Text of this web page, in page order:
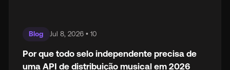
Blog Jul 8, 2026 • 10
Por que todo selo independente precisa de
uma API de distribuição musical em 2026